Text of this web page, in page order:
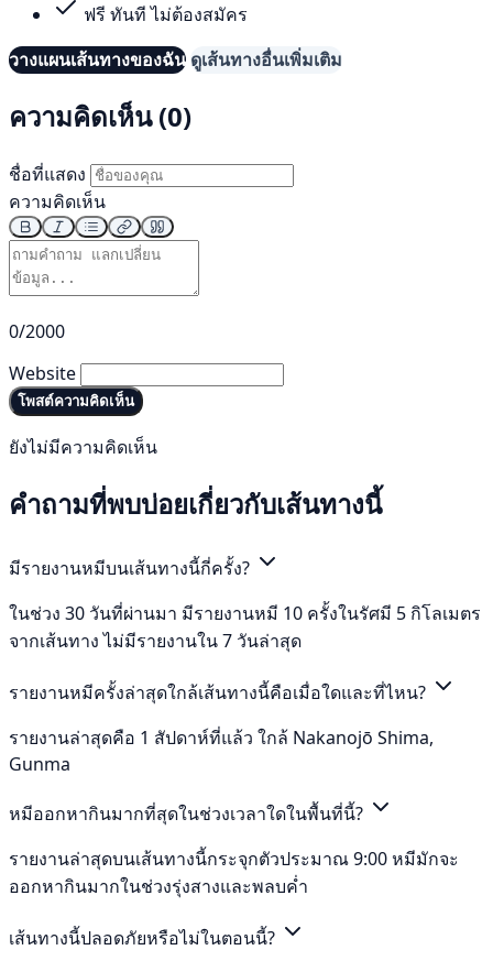
ฟรี ทันที ไม่ต้องสมัคร
วางแผนเส้นทางของฉัน ดูเส้นทางอื่นเพิ่มเติม
ความคิดเห็น (0)
ชื่อที่แสดง
ความคิดเห็น
0/2000
Website
โพสต์ความคิดเห็น
ยังไม่มีความคิดเห็น
คำถามที่พบบ่อยเกี่ยวกับเส้นทางนี้
มีรายงานหมีบนเส้นทางนี้กี่ครั้ง?
ในช่วง 30 วันที่ผ่านมา มีรายงานหมี 10 ครั้งในรัศมี 5 กิโลเมตร
จากเส้นทาง ไม่มีรายงานใน 7 วันล่าสุด
รายงานหมีครั้งล่าสุดใกล้เส้นทางนี้คือเมื่อใดและที่ไหน?
รายงานล่าสุดคือ 1 สัปดาห์ที่แล้ว ใกล้ Nakanojō Shima,
Gunma
หมีออกหากินมากที่สุดในช่วงเวลาใดในพื้นที่นี้?
รายงานล่าสุดบนเส้นทางนี้กระจุกตัวประมาณ 9:00 หมีมักจะ
ออกหากินมากในช่วงรุ่งสางและพลบค่ำ
เส้นทางนี้ปลอดภัยหรือไม่ในตอนนี้?